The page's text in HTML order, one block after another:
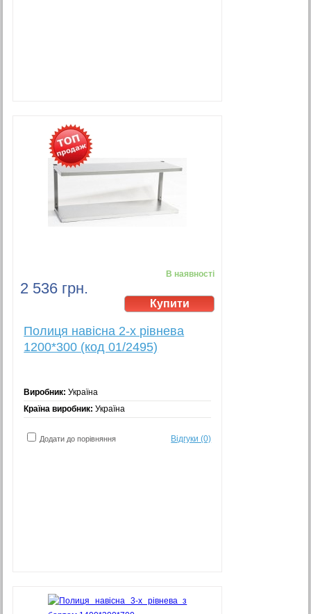
2 536 грн.
В наявності
Полиця навісна 2-х рівнева
1200*300 (код 01/2495)
Виробник: Україна
Країна виробник: Україна
Додати до порівняння Відгуки (0)